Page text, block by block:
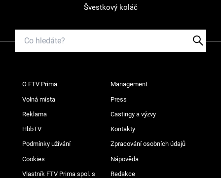
Švestkový koláč
O FTV Prima Management
Volná místa Press
Reklama Castingy a výzvy
HbbTV Kontakty
Podmínky užívání Zpracování osobních údajů
Cookies Nápověda
Vlastník FTV Prima spol. s
Redakce